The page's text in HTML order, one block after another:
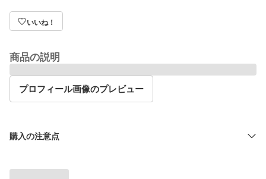
いいね！
商品の説明
プロフィール画像のプレビュー
購入の注意点